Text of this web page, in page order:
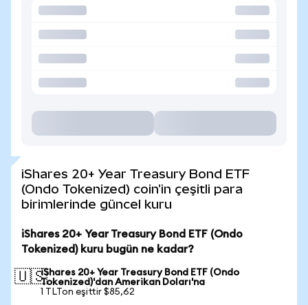
iShares 20+ Year Treasury Bond ETF
(Ondo Tokenized) coin'in çeşitli para
birimlerinde güncel kuru
iShares 20+ Year Treasury Bond ETF (Ondo
Tokenized) kuru bugün ne kadar?
🇺🇸iShares 20+ Year Treasury Bond ETF (Ondo
Tokenized)'dan Amerikan Doları'na
1 TLTon eşittir $85,62